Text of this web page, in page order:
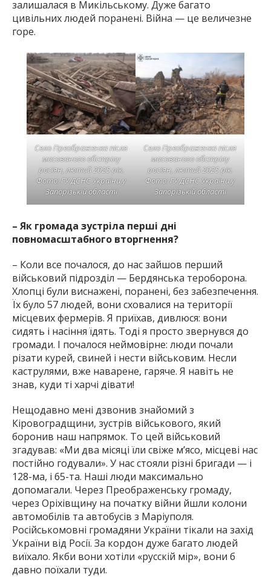
залишалася в Микільському. Дуже багато
цивільних людей поранені. Війна — це величезне
горе.
Село Преображенка після
масованого обстрілу
росіян, лютий 2025 рік.
Фото: ГУ ДСНС України у
Запорізькій області
Село Преображенка після
масованого обстрілу
росіян, лютий 2025 рік.
Фото: ГУ ДСНС України у
Запорізькій області
– Як громада зустріла перші дні
повномасштабного вторгнення?
– Коли все почалося, до нас зайшов перший
військовий підрозділ — Бердянська тероборона.
Хлопці були виснажені, поранені, без забезпечення.
Їх було 57 людей, вони сховалися на території
місцевих фермерів. Я приїхав, дивлюся: вони
сидять і насіння їдять. Тоді я просто звернувся до
громади. І почалося неймовірне: люди почали
різати курей, свиней і нести військовим. Несли
каструлями, вже наварене, гаряче. Я навіть не
знав, куди ті харчі дівати!
Нещодавно мені дзвонив знайомий з
Кіровоградщини, зустрів військового, який
боронив наш напрямок. То цей військовий
згадував: «Ми два місяці їли свіже м’ясо, місцеві нас
постійно годували». У нас стояли різні бригади — і
128-ма, і 65-та. Наші люди максимально
допомагали. Через Преображенську громаду,
через Оріхівщину на початку війни йшли колони
автомобілів та автобусів з Маріуполя.
Російськомовні громадяни України тікали на захід
України від Росії. За кордон дуже багато людей
виїхало. Якби вони хотіли «русскій мір», вони б
давно поїхали туди.